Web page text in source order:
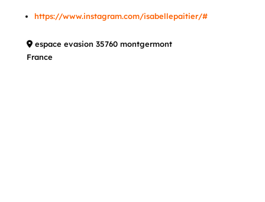
https://www.instagram.com/isabellepaitier/#
espace evasion 35760 montgermont
France